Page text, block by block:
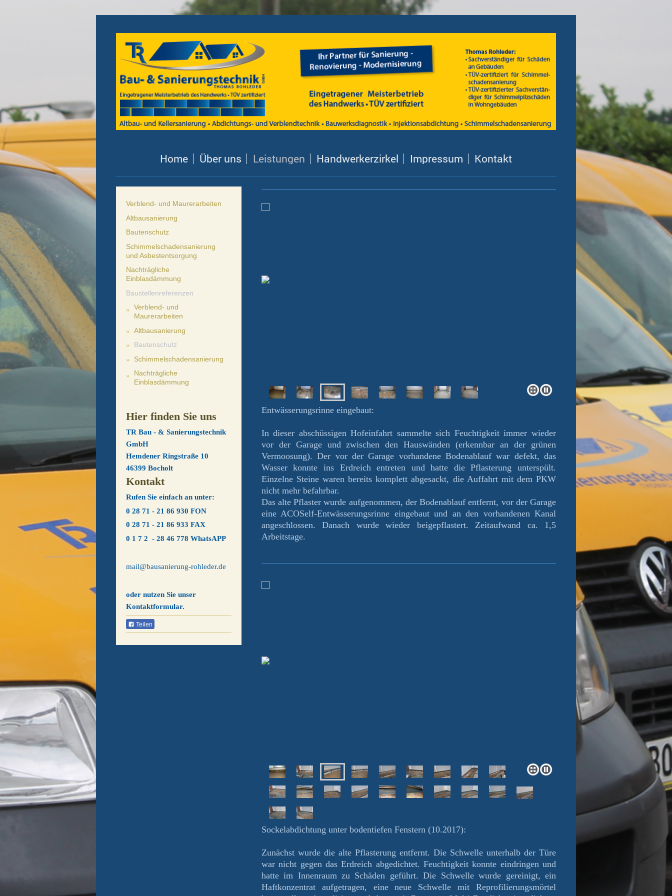
Home Über uns Leistungen Handwerkerzirkel Impressum Kontakt
Entwässerungsrinne eingebaut:
In dieser abschüssigen Hofeinfahrt sammelte sich Feuchtigkeit immer wieder
vor der Garage und zwischen den Hauswänden (erkennbar an der grünen
Vermoosung). Der vor der Garage vorhandene Bodenablauf war defekt, das
Wasser konnte ins Erdreich entreten und hatte die Pflasterung unterspült.
Einzelne Steine waren bereits komplett abgesackt, die Auffahrt mit dem PKW
nicht mehr befahrbar.
Das alte Pflaster wurde aufgenommen, der Bodenablauf entfernt, vor der Garage
eine ACOSelf-Entwässerungsrinne eingebaut und an den vorhandenen Kanal
angeschlossen. Danach wurde wieder beigepflastert. Zeitaufwand ca. 1,5
Arbeitstage.
Sockelabdichtung unter bodentiefen Fenstern (10.2017):
Zunächst wurde die alte Pflasterung entfernt. Die Schwelle unterhalb der Türe
war nicht gegen das Erdreich abgedichtet. Feuchtigkeit konnte eindringen und
hatte im Innenraum zu Schäden geführt. Die Schwelle wurde gereinigt, ein
Haftkonzentrat aufgetragen, eine neue Schwelle mit Reprofilierungsmörtel
Verblend- und Maurerarbeiten
Altbausanierung
Bautenschutz
Schimmelschadensanierung
und Asbestentsorgung
Nachträgliche
Einblasdämmung
Baustellenreferenzen
Verblend- und
Maurerarbeiten
Altbausanierung
Bautenschutz
Schimmelschadensanierung
Nachträgliche
Einblasdämmung
Hier finden Sie uns
TR Bau - & Sanierungstechnik
GmbH
Hemdener Ringstraße 10
46399 Bocholt
Kontakt
Rufen Sie einfach an unter:
0 28 71 - 21 86 930 FON
0 28 71 - 21 86 933 FAX
0 1 7 2 - 28 46 778 WhatsAPP
mail@bausanierung-rohleder.de
oder nutzen Sie unser
Kontaktformular.
Teilen